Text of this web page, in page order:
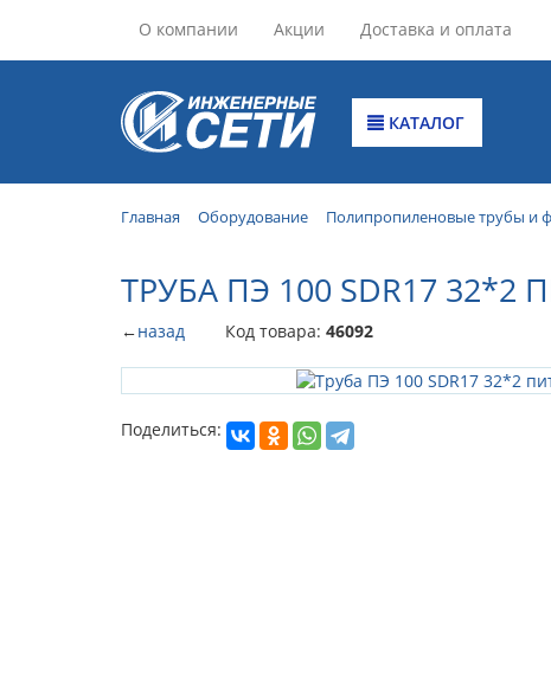
О компании Акции Доставка и оплата
КАТАЛОГ
Главная Оборудование Полипропиленовые трубы и
ТРУБА ПЭ 100 SDR17 32*2
←назад Код товара: 46092
Поделиться: